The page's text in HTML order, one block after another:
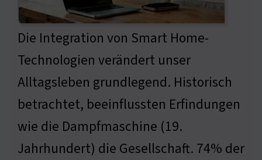
Die Integration von Smart Home-
Technologien verändert unser
Alltagsleben grundlegend. Historisch
betrachtet, beeinflussten Erfindungen
wie die Dampfmaschine (19.
Jahrhundert) die Gesellschaft. 74% der